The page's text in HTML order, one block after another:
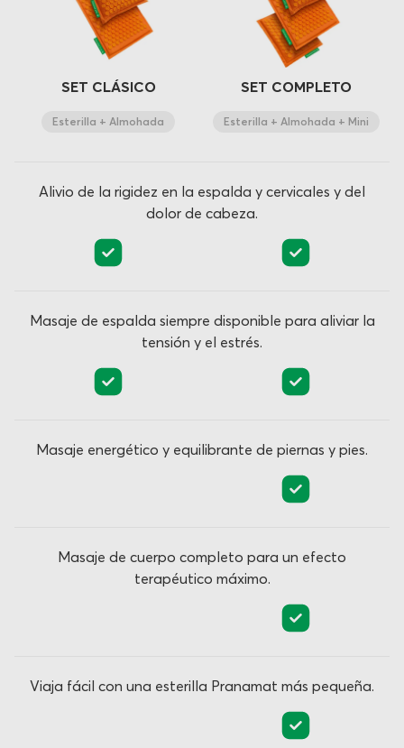
SET CLÁSICO
Esterilla + Almohada
SET COMPLETO
Esterilla + Almohada + Mini
Alivio de la rigidez en la espalda y cervicales y del
dolor de cabeza.
Masaje de espalda siempre disponible para aliviar la
tensión y el estrés.
Masaje energético y equilibrante de piernas y pies.
Masaje de cuerpo completo para un efecto
terapéutico máximo.
Viaja fácil con una esterilla Pranamat más pequeña.